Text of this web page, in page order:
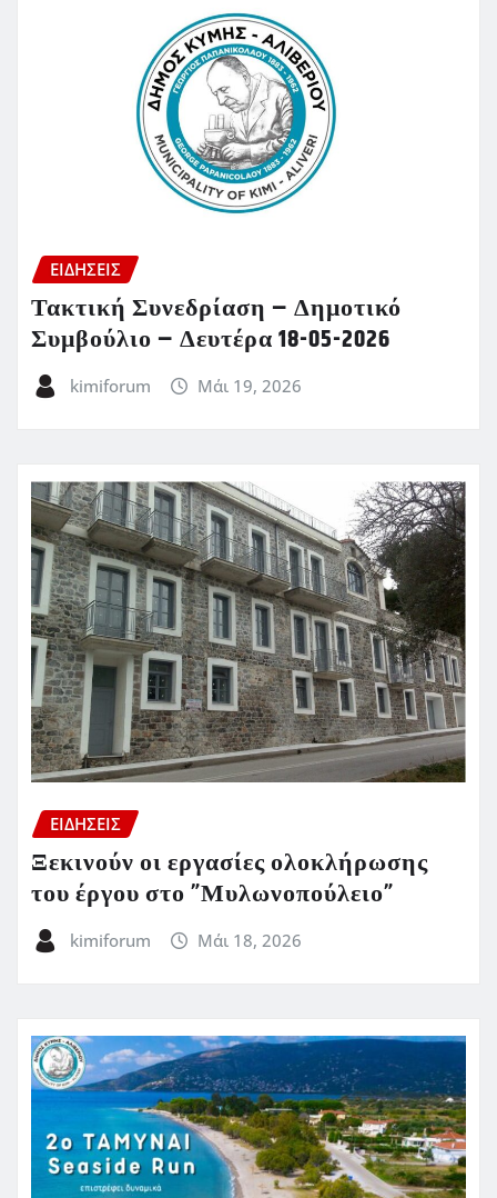
ΕΙΔΗΣΕΙΣ
Τακτική Συνεδρίαση – Δημοτικό
Συμβούλιο – Δευτέρα 18-05-2026
kimiforum Μάι 19, 2026
ΕΙΔΗΣΕΙΣ
Ξεκινούν οι εργασίες ολοκλήρωσης
του έργου στο ”Μυλωνοπούλειο”
kimiforum Μάι 18, 2026